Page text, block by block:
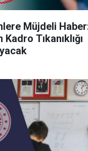
Müjdeli
Tıkanıklığı